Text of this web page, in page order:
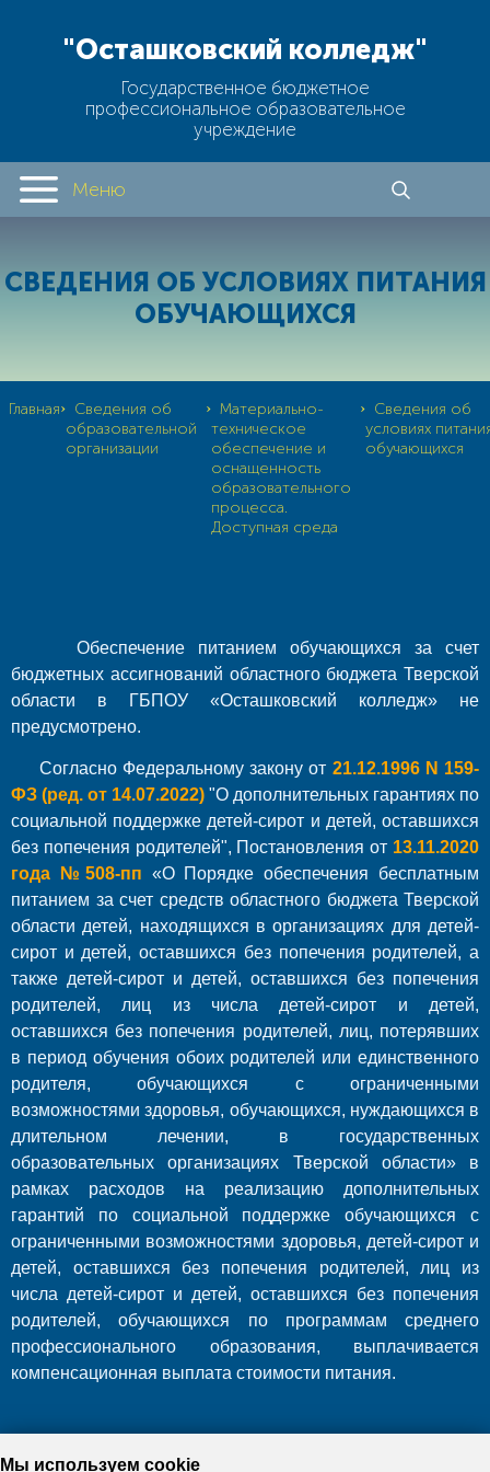
"Осташковский колледж"
Государственное бюджетное
профессиональное образовательное
учреждение
Меню
СВЕДЕНИЯ ОБ УСЛОВИЯХ ПИТАНИЯ
ОБУЧАЮЩИХСЯ
Главная› Сведения об
образовательной
организации
› Материально-
техническое
обеспечение и
оснащенность
образовательного
процесса.
Доступная среда
› Сведения об
условиях
обучающихся
Обеспечение питанием обучающихся за счет
бюджетных ассигнований областного бюджета Тверской
области в ГБПОУ «Осташковский колледж» не
предусмотрено.
Согласно Федеральному закону от 21.12.1996 N 159-
ФЗ (ред. от 14.07.2022) "О дополнительных гарантиях по
социальной поддержке детей-сирот и детей, оставшихся
без попечения родителей", Постановления от 13.11.2020
года №508-пп «О Порядке обеспечения бесплатным
питанием за счет средств областного бюджета Тверской
области детей, находящихся в организациях для детей-
сирот и детей, оставшихся без попечения родителей, а
также детей-сирот и детей, оставшихся без попечения
родителей, лиц из числа детей-сирот и детей,
оставшихся без попечения родителей, лиц, потерявших
в период обучения обоих родителей или единственного
родителя, обучающихся с ограниченными
возможностями здоровья, обучающихся, нуждающихся в
длительном лечении, в государственных
образовательных организациях Тверской области» в
рамках расходов на реализацию дополнительных
гарантий по социальной поддержке обучающихся с
ограниченными возможностями здоровья, детей-сирот и
детей, оставшихся без попечения родителей, лиц из
числа детей-сирот и детей, оставшихся без попечения
родителей, обучающихся по программам среднего
профессионального образования, выплачивается
компенсационная выплата стоимости питания.
Мы используем cookie